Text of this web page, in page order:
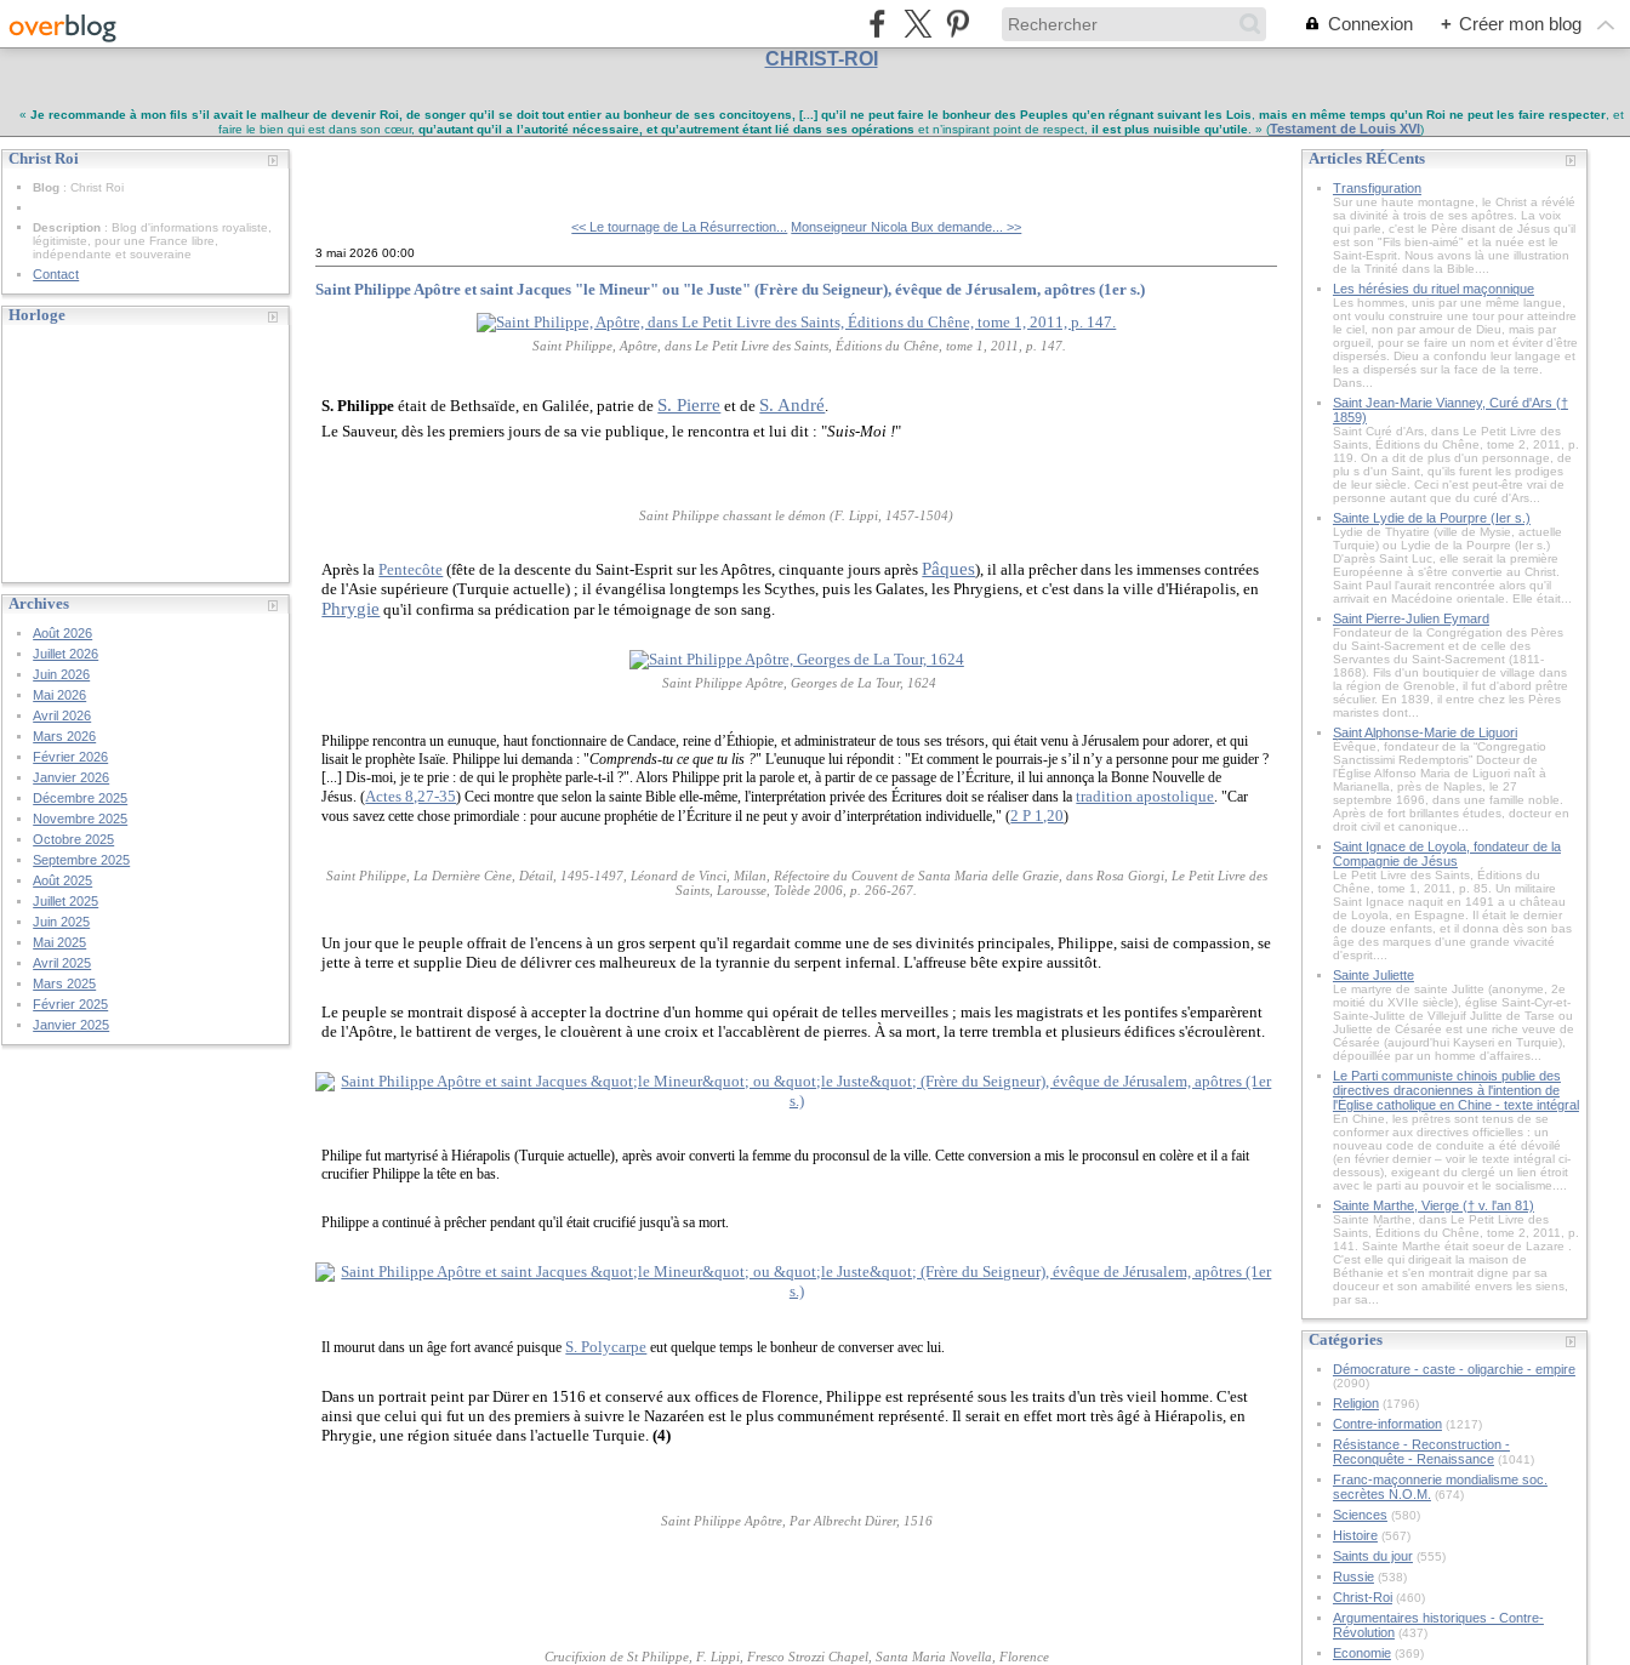
Connexion + Créer mon blog
CHRIST-ROI
« Je recommande à mon fils s’il avait le malheur de devenir Roi, de songer qu’il se doit tout entier au bonheur de ses concitoyens, [...] qu’il ne peut faire le bonheur des Peuples qu’en régnant suivant les Lois mais en même temps qu’un Roi ne peut les faire respecter, et
faire le bien qui est dans son cœur, qu’autant qu’il a l’autorité nécessaire, et qu’autrement étant lié dans ses opérations et n’inspirant point de respect, il est plus nuisible qu’utile . » (Testament de Louis XVI)
Christ Roi
Blog : Christ Roi
Description : Blog d'informations royaliste,
légitimiste, pour une France libre,
indépendante et souveraine
Contact
Horloge
Archives
Août 2026
Juillet 2026
Juin 2026
Mai 2026
Avril 2026
Mars 2026
Février 2026
Janvier 2026
Décembre 2025
Novembre 2025
Octobre 2025
Septembre 2025
Août 2025
Juillet 2025
Juin 2025
Mai 2025
Avril 2025
Mars 2025
Février 2025
Janvier 2025
<< Le tournage de La Résurrection... Monseigneur Nicola Bux demande... >>
3 mai 2026 00:00
Saint Philippe Apôtre et saint Jacques "le Mineur" ou "le Juste" (Frère du Seigneur), évêque de Jérusalem, apôtres (1er s.)
Saint Philippe, Apôtre, dans Le Petit Livre des Saints, Éditions du Chêne, tome 1, 2011, p. 147.
S. Philippe était de Bethsaïde, en Galilée, patrie de S. Pierre et de S. André
Le Sauveur, dès les premiers jours de sa vie publique, le rencontra et lui dit : "Suis-Moi !"
Saint Philippe chassant le démon (F. Lippi, 1457-1504)
Après laPentecôte (fête de la descente du Saint-Esprit sur les Apôtres, cinquante jours après Pâques), il alla prêcher dans les immenses contrées
de l'Asie supérieure (Turquie actuelle) ; il évangélisa longtemps les Scythes, puis les Galates, les Phrygiens, et c'est dans la ville d'Hiérapolis, en
Phrygie qu'il confirma sa prédication par le témoignage de son sang.
Saint Philippe Apôtre, Georges de La Tour, 1624
Philippe rencontra un eunuque, haut fonctionnaire de Candace, reine d’Éthiopie, et administrateur de tous ses trésors, qui était venu à Jérusalem pour adorer, et qui
lisait le prophète Isaïe. Philippe lui demanda : "Comprends-tu ce que tu lis ?" L'eunuque lui répondit : "Et comment le pourrais-je s’il n’y a personne pour me guider ?
[...] Dis-moi, je te prie : de qui le prophète parle-t-il ?". Alors Philippe prit la parole et, à partir de ce passage de l’Écriture, il lui annonça la Bonne Nouvelle de
Jésus. (Actes 8,27-35) Ceci montre que selon la sainte Bible elle-même, l'interprétation privée des Écritures doit se réaliser dans latradition apostolique . "Car
vous savez cette chose primordiale : pour aucune prophétie de l’Écriture il ne peut y avoir d’interprétation individuelle," (2 P 1,20)
Saint Philippe, La Dernière Cène, Détail, 1495-1497, Léonard de Vinci, Milan, Réfectoire du Couvent de Santa Maria delle Grazie, dans Rosa Giorgi, Le Petit Livre des
Saints, Larousse, Tolède 2006, p. 266-267.
Un jour que le peuple offrait de l'encens à un gros serpent qu'il regardait comme une de ses divinités principales, Philippe, saisi de compassion, se
jette à terre et supplie Dieu de délivrer ces malheureux de la tyrannie du serpent infernal. L'affreuse bête expire aussitôt.
Le peuple se montrait disposé à accepter la doctrine d'un homme qui opérait de telles merveilles ; mais les magistrats et les pontifes s'emparèrent
de l'Apôtre, le battirent de verges, le clouèrent à une croix et l'accablèrent de pierres. À sa mort, la terre trembla et plusieurs édifices s'écroulèrent.
Philipe fut martyrisé à Hiérapolis (Turquie actuelle), après avoir converti la femme du proconsul de la ville. Cette conversion a mis le proconsul en colère et il a fait
crucifier Philippe la tête en bas.
Philippe a continué à prêcher pendant qu'il était crucifié jusqu'à sa mort.
Il mourut dans un âge fort avancé puisque S. Polycarpe eut quelque temps le bonheur de converser avec lui.
Dans un portrait peint par Dürer en 1516 et conservé aux offices de Florence, Philippe est représenté sous les traits d'un très vieil homme. C'est
ainsi que celui qui fut un des premiers à suivre le Nazaréen est le plus communément représenté. Il serait en effet mort très âgé à Hiérapolis, en
Phrygie, une région située dans l'actuelle Turquie.(4)
Saint Philippe Apôtre, Par Albrecht Dürer, 1516
Crucifixion de St Philippe, F. Lippi, Fresco Strozzi Chapel, Santa Maria Novella, Florence
Articles RÉCents
Transfiguration
Sur une haute montagne, le Christ a révélé
sa divinité à trois de ses apôtres. La voix
qui parle, c'est le Père disant de Jésus qu'il
est son "Fils bien-aimé" et la nuée est le
Saint-Esprit. Nous avons là une illustration
de la Trinité dans la Bible....
Les hérésies du rituel maçonnique
Les hommes, unis par une même langue,
ont voulu construire une tour pour atteindre
le ciel, non par amour de Dieu, mais par
orgueil, pour se faire un nom et éviter d’être
dispersés. Dieu a confondu leur langage et
les a dispersés sur la face de la terre.
Dans...
Saint Jean-Marie Vianney, Curé d'Ars (†
1859)
Saint Curé d'Ars, dans Le Petit Livre des
Saints, Éditions du Chêne, tome 2, 2011, p.
119. On a dit de plus d'un personnage, de
plu s d'un Saint, qu'ils furent les prodiges
de leur siècle. Ceci n'est peut-être vrai de
personne autant que du curé d'Ars...
Sainte Lydie de la Pourpre (Ier s.)
Lydie de Thyatire (ville de Mysie, actuelle
Turquie) ou Lydie de la Pourpre (Ier s.)
D'après Saint Luc, elle serait la première
Européenne à s'être convertie au Christ.
Saint Paul l'aurait rencontrée alors qu'il
arrivait en Macédoine orientale. Elle était...
Saint Pierre-Julien Eymard
Fondateur de la Congrégation des Pères
du Saint-Sacrement et de celle des
Servantes du Saint-Sacrement (1811-
1868). Fils d'un boutiquier de village dans
la région de Grenoble, il fut d'abord prêtre
séculier. En 1839, il entre chez les Pères
maristes dont...
Saint Alphonse-Marie de Liguori
Évêque, fondateur de la “Congregatio
Sanctissimi Redemptoris” Docteur de
l'Église Alfonso Maria de Liguori naît à
Marianella, près de Naples, le 27
septembre 1696, dans une famille noble.
Après de fort brillantes études, docteur en
droit civil et canonique...
Saint Ignace de Loyola, fondateur de la
Compagnie de Jésus
Le Petit Livre des Saints, Éditions du
Chêne, tome 1, 2011, p. 85. Un militaire
Saint Ignace naquit en 1491 a u château
de Loyola, en Espagne. Il était le dernier
de douze enfants, et il donna dès son bas
âge des marques d'une grande vivacité
d'esprit....
Sainte Juliette
Le martyre de sainte Julitte (anonyme, 2e
moitié du XVIIe siècle), église Saint-Cyr-et-
Sainte-Julitte de Villejuif Julitte de Tarse ou
Juliette de Césarée est une riche veuve de
Césarée (aujourd'hui Kayseri en Turquie),
dépouillée par un homme d'affaires...
Le Parti communiste chinois publie des
directives draconiennes à l'intention de
l'Église catholique en Chine - texte intégral
En Chine, les prêtres sont tenus de se
conformer aux directives officielles : un
nouveau code de conduite a été dévoilé
(en février dernier – voir le texte intégral ci-
dessous), exigeant du clergé un lien étroit
avec le parti au pouvoir et le socialisme....
Sainte Marthe, Vierge († v. l'an 81)
Sainte Marthe, dans Le Petit Livre des
Saints, Éditions du Chêne, tome 2, 2011, p.
141. Sainte Marthe était soeur de Lazare .
C'est elle qui dirigeait la maison de
Béthanie et s'en montrait digne par sa
douceur et son amabilité envers les siens,
par sa...
Catégories
Démocrature - caste - oligarchie - empire
(2090)
Religion(1796)
Contre-information(1217)
Résistance - Reconstruction -
Reconquête - Renaissance(1041)
Franc-maçonnerie mondialisme soc.
secrètes N.O.M. (674)
Sciences (580)
Histoire(567)
Saints du jour(555)
Russie(538)
Christ-Roi(460)
Argumentaires historiques - Contre-
Révolution(437)
Economie(369)